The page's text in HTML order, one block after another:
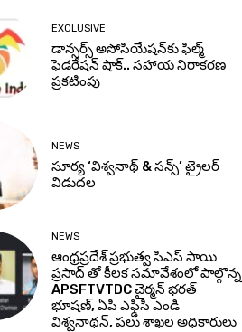
EXCLUSIVE
డాన్సర్స్ అసోసియేషన్‌కు ఫిల్మ్
ఫెడరేషన్ షాక్.. సహాయ నిరాకరణ
ప్రకటింపు
NEWS
సూర్య ‘విశ్వనాథ్ & సన్స్’ ట్రైలర్
విడుదల
NEWS
ఆంధ్రప్రదేశ్ ప్రభుత్వ సిఎస్ సాయి
ప్రసాద్ తో కీలక సమావేశంలో పాల్గొన్న
APSFTVTDC చైర్మన్ భరత్
భూషణ్, ఏపీ ఎఫ్డిసి ఎండి
విశ్వనాథన్, పలు శాఖల అధికారులు